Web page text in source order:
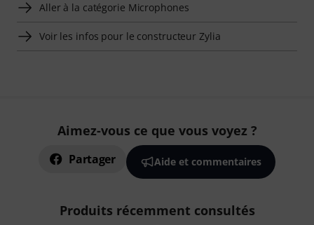
Aller à la catégorie Microphones
Voir les infos pour le constructeur Zylia
Aimez-vous ce que vous voyez ?
Partager Aide et commentaires
Produits récemment consultés